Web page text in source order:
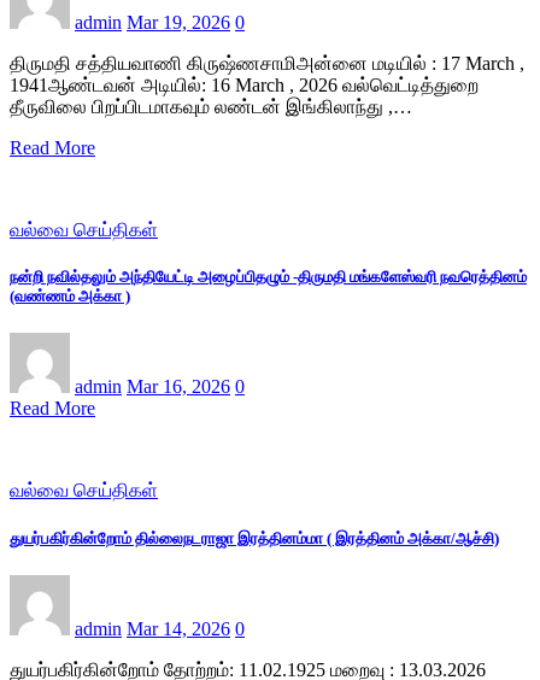
admin Mar 19, 2026 0
திருமதி சத்தியவாணி கிருஷ்ணசாமிஅன்னை மடியில் : 17 March ,
1941ஆண்டவன் அடியில்: 16 March , 2026 வல்வெட்டித்துறை
தீருவிலை பிறப்பிடமாகவும் லண்டன் இங்கிலாந்து ,…
Read More
வல்வை செய்திகள்
நன்றி நவில்தலும் அந்தியேட்டி அழைப்பிதழும் -திருமதி மங்களேஸ்வரி நவரெத்தினம்
(வண்ணம் அக்கா )
admin Mar 16, 2026 0
Read More
வல்வை செய்திகள்
துயர்பகிர்கின்றோம் தில்லைநடராஜா இரத்தினம்மா ( இரத்தினம் அக்கா/ஆச்சி)
admin Mar 14, 2026 0
துயர்பகிர்கின்றோம் தோற்றம்: 11.02.1925 மறைவு : 13.03.2026